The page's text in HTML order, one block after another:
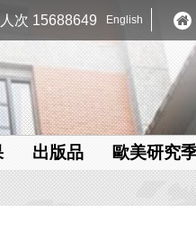
次 15688649 English
出版品 歐美研究